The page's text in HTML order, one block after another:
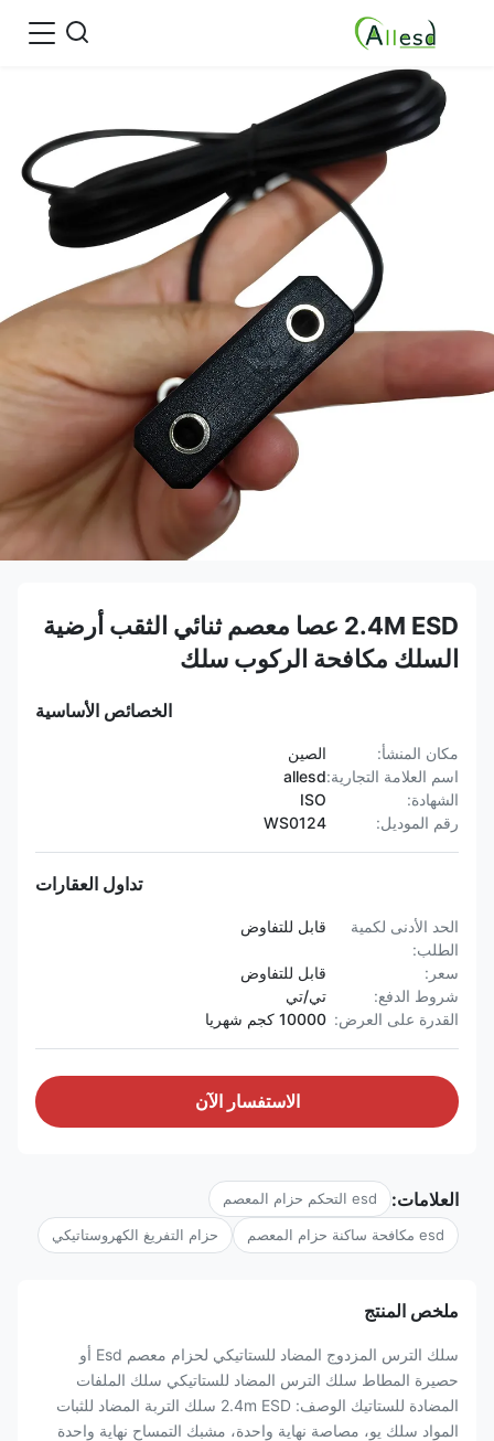
2.4M ESD عصا معصم ثنائي الثقب أرضية
السلك مكافحة الركوب سلك
الخصائص الأساسية
مكان المنشأ:
الصين
اسم العلامة التجارية:allesd
الشهادة:
ISO
رقم الموديل:
WS0124
تداول العقارات
الحد الأدنى لكمية
الطلب:
قابل للتفاوض
سعر:
قابل للتفاوض
شروط الدفع:
تي/تي
القدرة على العرض: 10000 كجم شهريا
الاستفسار الآن
العلامات: esd التحكم حزام المعصم
esd مكافحة ساكنة حزام المعصم حزام التفريغ الكهروستاتيكي
ملخص المنتج
سلك الترس المزدوج المضاد للستاتيكي لحزام معصم Esd أو
حصيرة المطاط سلك الترس المضاد للستاتيكي سلك الملفات
المضادة للستاتيك الوصف: 2.4m ESD سلك التربة المضاد للثبات
المواد سلك يو، مصاصة نهاية واحدة، مشبك التمساح نهاية واحدة